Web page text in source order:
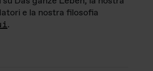
e la nostra filosofia
.